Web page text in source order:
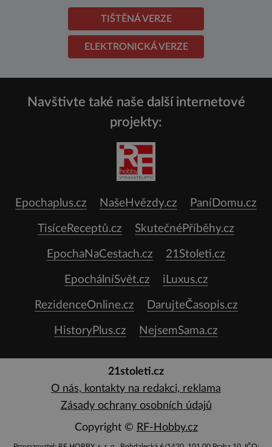
TIŠTĚNÁ VERZE
ELEKTRONICKÁ VERZE
Navštivte také naše další internetové
projekty:
Epochaplus.cz NašeHvězdy.cz PaníDomu.cz
TisíceReceptů.cz SkutečnéPříběhy.cz
EpochaNaCestach.cz 21Stoleti.cz
EpochálníSvět.cz iLuxus.cz
RezidenceOnline.cz DarujteČasopis.cz
HistoryPlus.cz NejsemSama.cz
21stoleti.cz
O nás, kontakty na redakci, reklama
Zásady ochrany osobních údajů
Copyright © RF-Hobby.cz